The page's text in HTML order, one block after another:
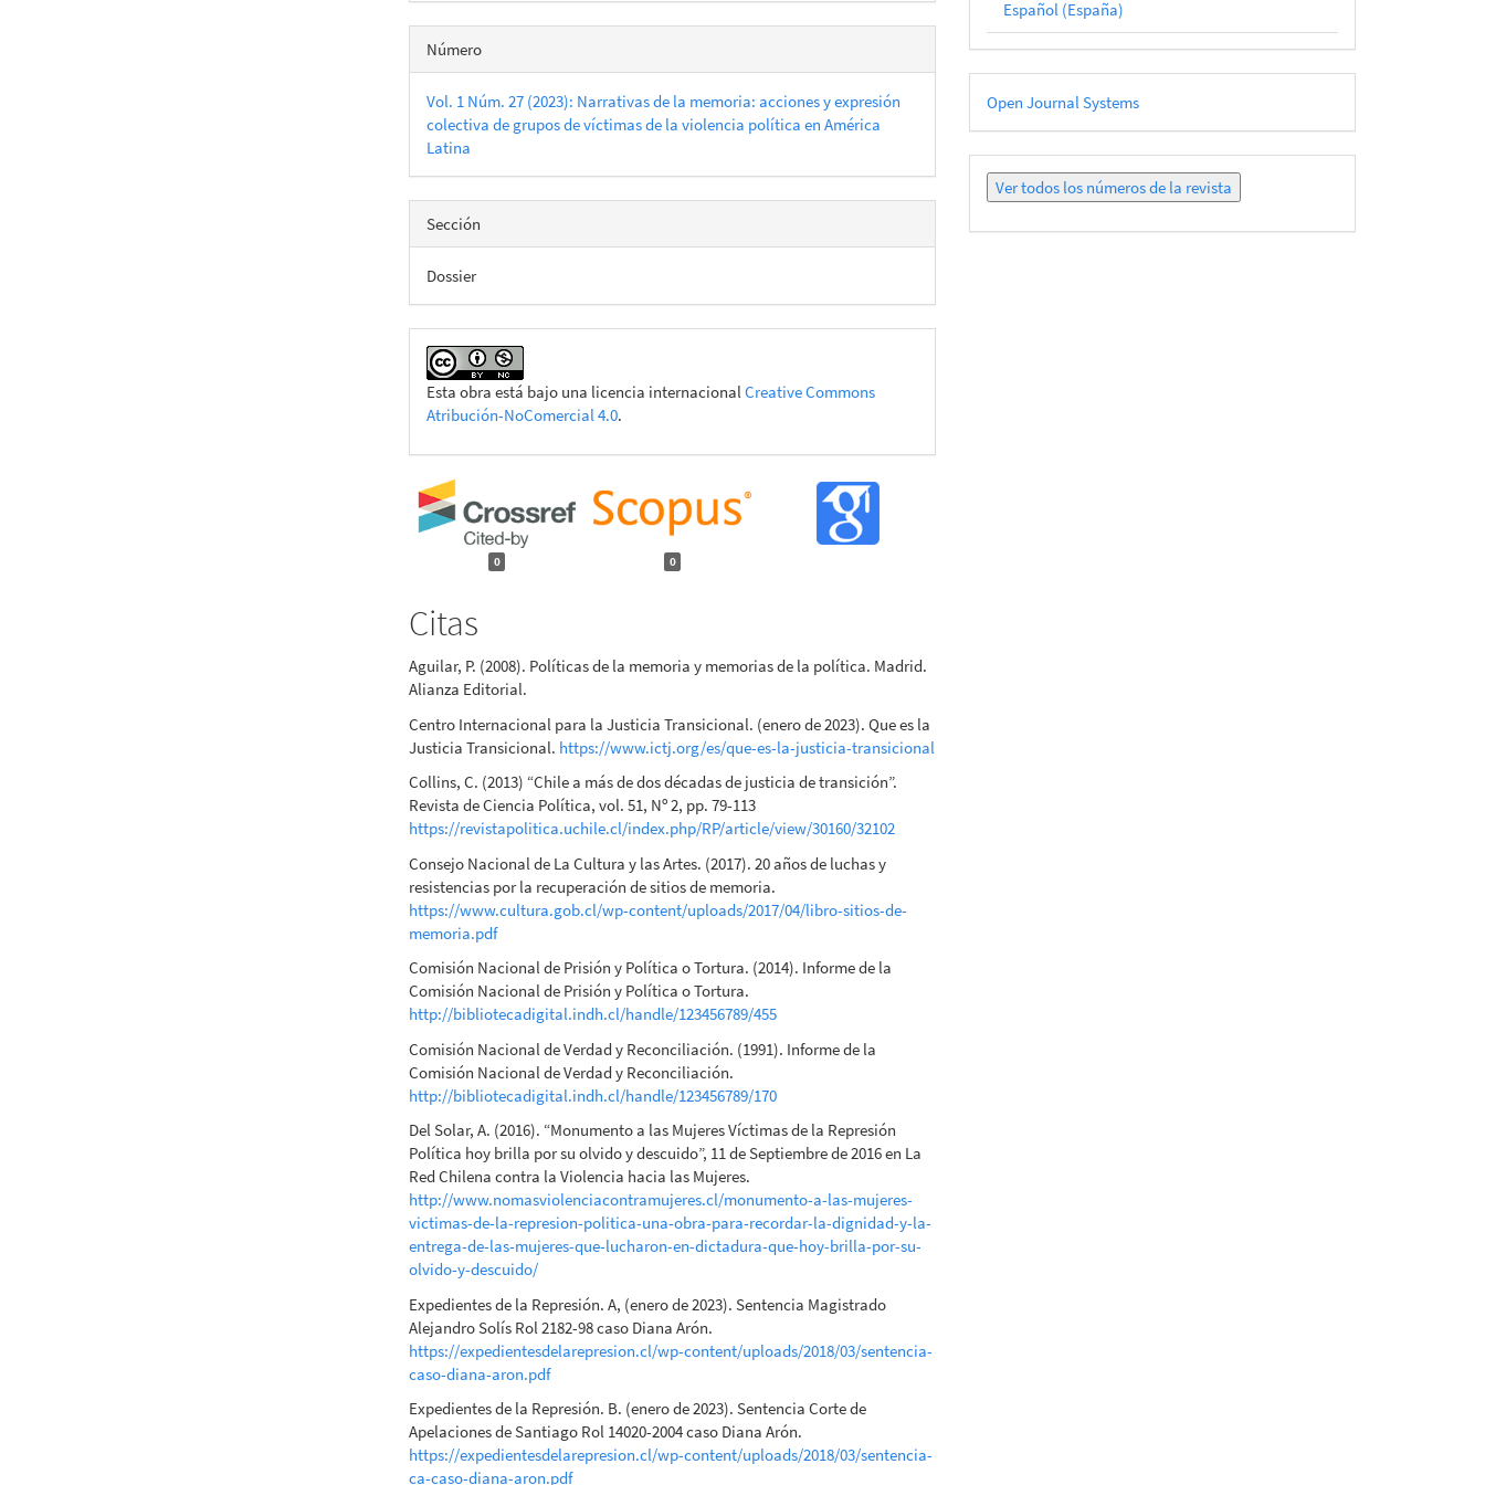
Número
Vol. 1 Núm. 27 (2023): Narrativas de la memoria: acciones y expresión
colectiva de grupos de víctimas de la violencia política en América
Latina
Sección
Dossier
Esta obra está bajo una licencia internacionalCreative Commons
Atribución-NoComercial 4.0.
0 0
Citas
Aguilar, P. (2008). Políticas de la memoria y memorias de la política. Madrid.
Alianza Editorial.
Centro Internacional para la Justicia Transicional. (enero de 2023). Que es la
Justicia Transicional. https://www.ictj.org/es/que-es-la-justicia-transicional
Collins, C. (2013) “Chile a más de dos décadas de justicia de transición”.
Revista de Ciencia Política, vol. 51, Nº 2, pp. 79-113
https://revistapolitica.uchile.cl/index.php/RP/article/view/30160/32102
Consejo Nacional de La Cultura y las Artes. (2017). 20 años de luchas y
resistencias por la recuperación de sitios de memoria.
https://www.cultura.gob.cl/wp-content/uploads/2017/04/libro-sitios-de-
memoria.pdf
Comisión Nacional de Prisión y Política o Tortura. (2014). Informe de la
Comisión Nacional de Prisión y Política o Tortura.
http://bibliotecadigital.indh.cl/handle/123456789/455
Comisión Nacional de Verdad y Reconciliación. (1991). Informe de la
Comisión Nacional de Verdad y Reconciliación.
http://bibliotecadigital.indh.cl/handle/123456789/170
Del Solar, A. (2016). “Monumento a las Mujeres Víctimas de la Represión
Política hoy brilla por su olvido y descuido”, 11 de Septiembre de 2016 en La
Red Chilena contra la Violencia hacia las Mujeres.
http://www.nomasviolenciacontramujeres.cl/monumento-a-las-mujeres-
victimas-de-la-represion-politica-una-obra-para-recordar-la-dignidad-y-la-
entrega-de-las-mujeres-que-lucharon-en-dictadura-que-hoy-brilla-por-su-
olvido-y-descuido/
Expedientes de la Represión. A, (enero de 2023). Sentencia Magistrado
Alejandro Solís Rol 2182-98 caso Diana Arón.
https://expedientesdelarepresion.cl/wp-content/uploads/2018/03/sentencia-
caso-diana-aron.pdf
Expedientes de la Represión. B. (enero de 2023). Sentencia Corte de
Apelaciones de Santiago Rol 14020-2004 caso Diana Arón.
https://expedientesdelarepresion.cl/wp-content/uploads/2018/03/sentencia-
ca-caso-diana-aron.pdf
Español (España)
Desarrollado
por
Open Journal Systems
Ver
todos